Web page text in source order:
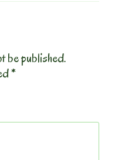
be published.
*